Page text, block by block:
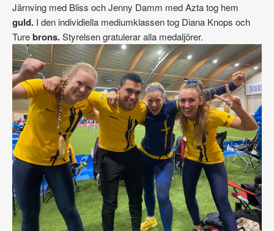
Järnving med Bliss och Jenny Damm med Azta tog hem
guld. I den individiella mediumklassen tog Diana Knops och
Turebrons.Styrelsen gratulerar alla medaljörer.